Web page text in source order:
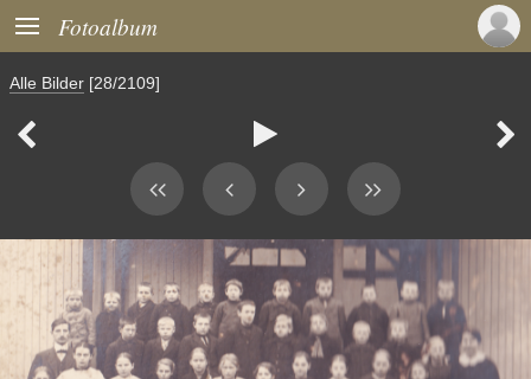
 Fotoalbum
Alle Bilder [28/2109]
  